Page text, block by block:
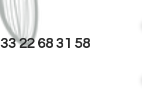
33 22 68 31 58